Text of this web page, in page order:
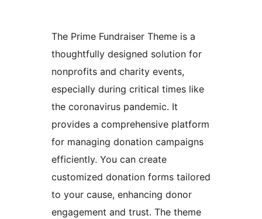
The Prime Fundraiser Theme is a
thoughtfully designed solution for
nonprofits and charity events,
especially during critical times like
the coronavirus pandemic. It
provides a comprehensive platform
for managing donation campaigns
efficiently. You can create
customized donation forms tailored
to your cause, enhancing donor
engagement and trust. The theme